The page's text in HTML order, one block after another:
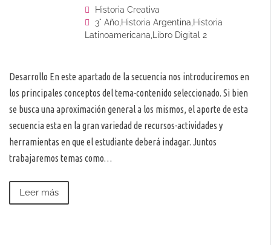
Historia Creativa
3° Año,Historia Argentina,Historia
Latinoamericana,Libro Digital 2
Desarrollo En este apartado de la secuencia nos introduciremos en
los principales conceptos del tema-contenido seleccionado. Si bien
se busca una aproximación general a los mismos, el aporte de esta
secuencia esta en la gran variedad de recursos-actividades y
herramientas en que el estudiante deberá indagar. Juntos
trabajaremos temas como…
Leer más